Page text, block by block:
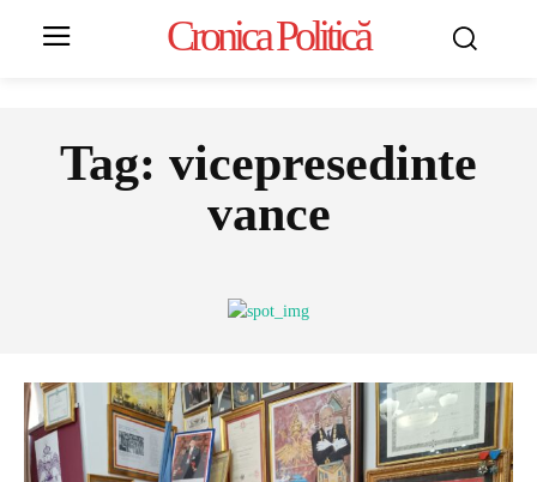
Cronica Politică
Tag: vicepresedinte
vance